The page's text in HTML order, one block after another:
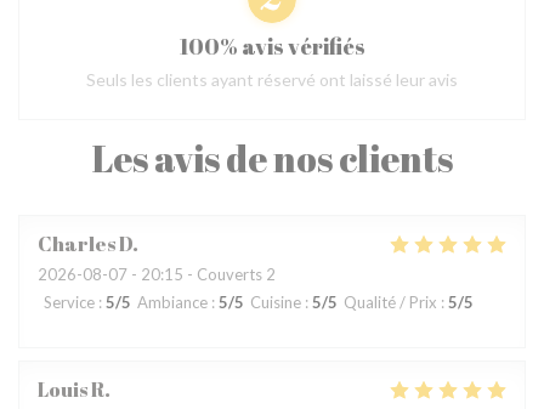
Les avis de nos clients
CharlesD
2026-08-07 - 20:15 - Couverts 2
Service : 5/5 Ambiance : 5/5 Cuisine : 5/5 Qualité / Prix : 5/5
LouisR
100% avis vérifiés
Seuls les clients ayant réservé ont laissé leur avis